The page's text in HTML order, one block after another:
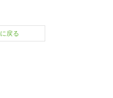
戻る